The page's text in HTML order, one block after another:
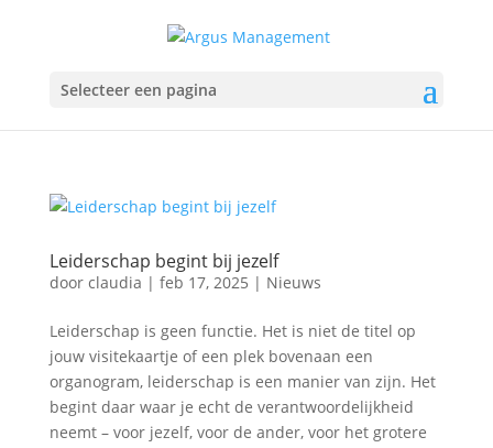
Selecteer een pagina
Leiderschap begint bij jezelf
door claudia | feb 17, 2025 | Nieuws
Leiderschap is geen functie. Het is niet de titel op
jouw visitekaartje of een plek bovenaan een
organogram, leiderschap is een manier van zijn. Het
begint daar waar je echt de verantwoordelijkheid
neemt – voor jezelf, voor de ander, voor het grotere